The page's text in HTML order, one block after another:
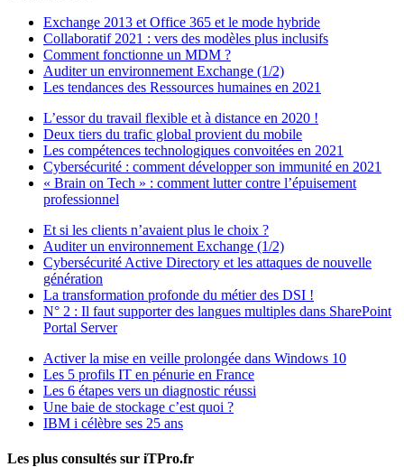
Exchange 2013 et Office 365 et le mode hybride
Collaboratif 2021 : vers des modèles plus inclusifs
Comment fonctionne un MDM ?
Auditer un environnement Exchange (1/2)
Les tendances des Ressources humaines en 2021
L’essor du travail flexible et à distance en 2020 !
Deux tiers du trafic global provient du mobile
Les compétences technologiques convoitées en 2021
Cybersécurité : comment développer son immunité en 2021
« Brain on Tech » : comment lutter contre l’épuisement
professionnel
Et si les clients n’avaient plus le choix ?
Auditer un environnement Exchange (1/2)
Cybersécurité Active Directory et les attaques de nouvelle
génération
La transformation profonde du métier des DSI !
N° 2 : Il faut supporter des langues multiples dans SharePoint
Portal Server
Activer la mise en veille prolongée dans Windows 10
Les 5 profils IT en pénurie en France
Les 6 étapes vers un diagnostic réussi
Une baie de stockage c’est quoi ?
IBM i célèbre ses 25 ans
Les plus consultés sur iTPro.fr